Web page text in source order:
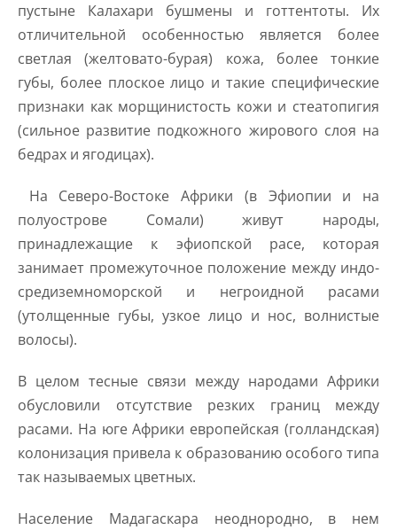
пустыне Калахари бушмены и готтентоты. Их
отличительной особенностью является более
светлая (желтовато-бурая) кожа, более тонкие
губы, более плоское лицо и такие специфические
признаки как морщинистость кожи и стеатопигия
(сильное развитие подкожного жирового слоя на
бедрах и ягодицах).
На Северо-Востоке Африки (в Эфиопии и на
полуострове Сомали) живут народы,
принадлежащие к эфиопской расе, которая
занимает промежуточное положение между индо-
средиземноморской и негроидной расами
(утолщенные губы, узкое лицо и нос, волнистые
волосы).
В целом тесные связи между народами Африки
обусловили отсутствие резких границ между
расами. На юге Африки европейская (голландская)
колонизация привела к образованию особого типа
так называемых цветных.
Население Мадагаскара неоднородно, в нем